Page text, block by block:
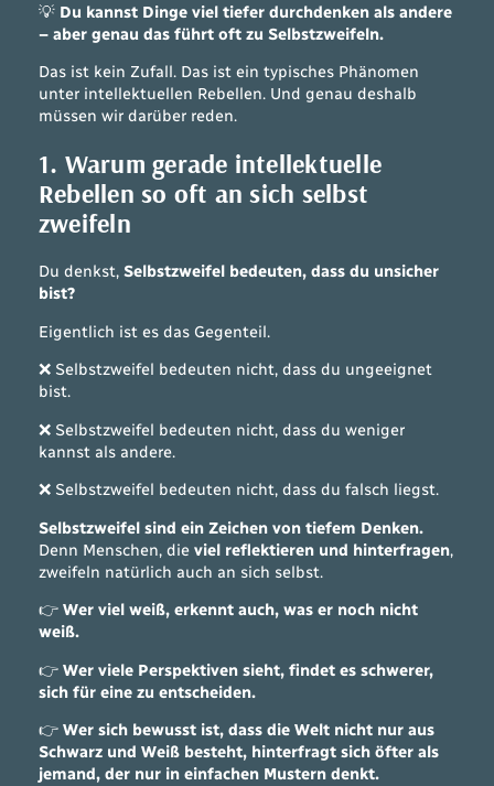
💡 Du kannst Dinge viel tiefer durchdenken als andere
– aber genau das führt oft zu Selbstzweifeln.
Das ist kein Zufall. Das ist ein typisches Phänomen
unter intellektuellen Rebellen. Und genau deshalb
müssen wir darüber reden.
1. Warum gerade intellektuelle
Rebellen so oft an sich selbst
zweifeln
Du denkst, Selbstzweifel bedeuten, dass du unsicher
bist?
Eigentlich ist es das Gegenteil.
❌ Selbstzweifel bedeuten nicht, dass du ungeeignet
bist.
❌ Selbstzweifel bedeuten nicht, dass du weniger
kannst als andere.
❌ Selbstzweifel bedeuten nicht, dass du falsch liegst.
Selbstzweifel sind ein Zeichen von tiefem Denken.
Denn Menschen, die viel reflektieren und hinterfragen,
zweifeln natürlich auch an sich selbst.
👉 Wer viel weiß, erkennt auch, was er noch nicht
weiß.
👉 Wer viele Perspektiven sieht, findet es schwerer,
sich für eine zu entscheiden.
👉 Wer sich bewusst ist, dass die Welt nicht nur aus
Schwarz und Weiß besteht, hinterfragt sich öfter als
jemand, der nur in einfachen Mustern denkt.